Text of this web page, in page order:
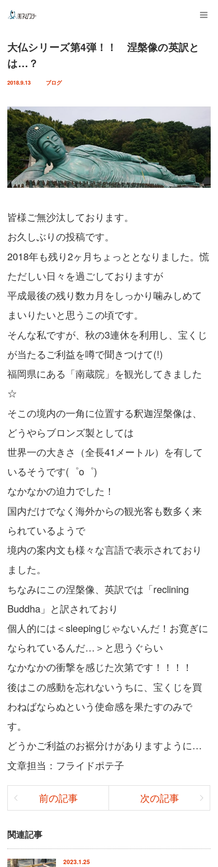
大仏シリーズ第4弾！！ 涅槃像の英訳と
は…？
2018.9.13 ブログ
皆様ご無沙汰しております。
お久しぶりの投稿です。
2018年も残り2ヶ月ちょっととなりました。慌
ただしい日々を過ごしておりますが
平成最後の残り数カ月をしっかり噛みしめて
まいりたいと思うこの頃です。
そんな私ですが、秋の3連休を利用し、宝くじ
が当たるご利益を噂で聞きつけて(!)
福岡県にある「南蔵院」を観光してきました
☆
そこの境内の一角に位置する釈迦涅槃像は、
どうやらブロンズ製としては
世界一の大きさ（全長41メートル）を有して
いるそうです(゜o゜)
なかなかの迫力でした！
国内だけでなく海外からの観光客も数多く来
られているようで
境内の案内文も様々な言語で表示されており
ました。
ちなみにこの涅槃像、英訳では「reclining
Buddha」と訳されており
個人的には＜sleepingじゃないんだ！お寛ぎに
なられているんだ…＞と思うぐらい
なかなかの衝撃を感じた次第です！！！！
後はこの感動を忘れないうちに、宝くじを買
わねばならぬという使命感を果たすのみで
す。
どうかご利益のお裾分けがありますように…
文章担当：フライドポテ子
前の記事 次の記事
関連記事
2023.1.25